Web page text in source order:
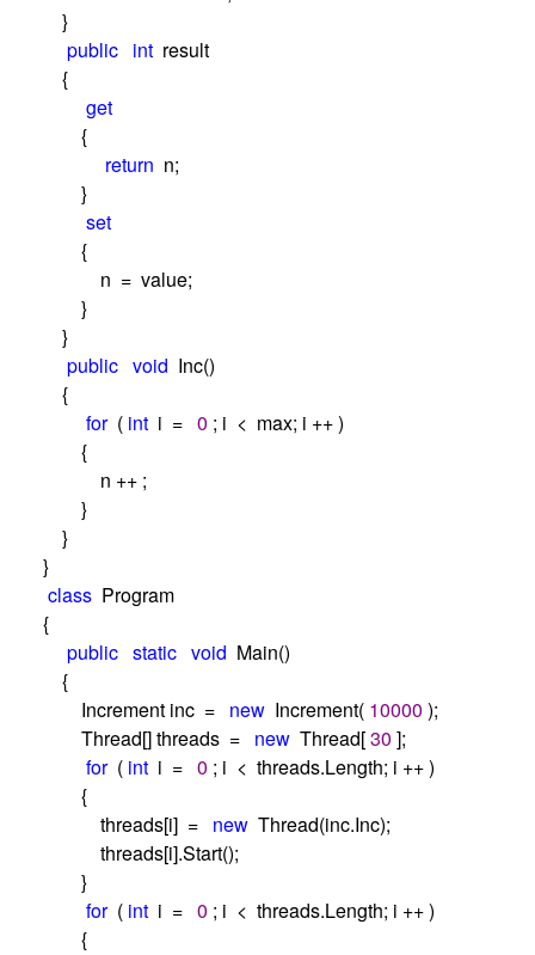
}
public int result
{
get
{
return n;
}
set
{
n = value;
}
}
public void Inc()
{
for ( int i = 0 ; i < max; i ++)
{
n ++ ;
}
}
}
class Program
{
public static void Main()
{
Increment inc = new Increment( 10000 );
Thread[] threads = new Thread[30 ];
for ( int i = 0 ; i < threads.Length; i ++)
{
threads[i] = new Thread(inc.Inc);
threads[i].Start();
}
for ( int i = 0 ; i < threads.Length; i ++)
{